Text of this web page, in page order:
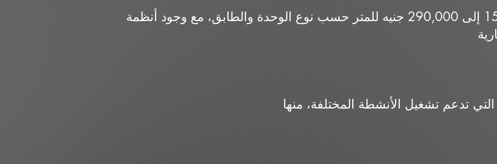
الأسعار المعلنة تبدأ من حوالي 150,000 إلى 290,000 جنيه للمتر حسب نوع الوحدة والطابق، مع وجود أنظمة